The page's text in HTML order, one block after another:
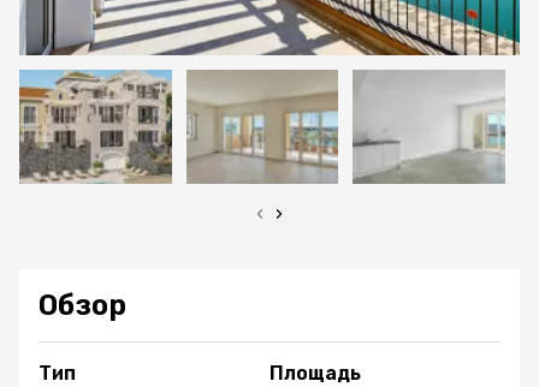
‹ ›
Обзор
Тип
Площадь